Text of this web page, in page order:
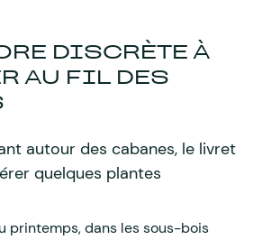
DISCRÈTE À
AU FIL DES
autour des cabanes, le livret
quelques plantes
printemps, dans les sous-bois